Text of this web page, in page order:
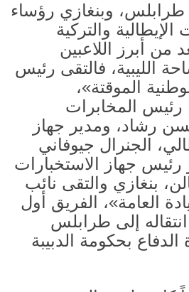
وبنغازي رؤساء
الإيطالية والتركية
من أبرز اللاعبين
الليبية، فالتقى رئيس
الموقتة»،
رئيس المخابرات
رشاد، ومدير جهاز
الجنرال جيوفاني
رئيس جهاز الاستخبارات
بنغازي والتقى نائب
العامة»، الفريق أول
إلى طرابلس
بحكومة الدبيبة